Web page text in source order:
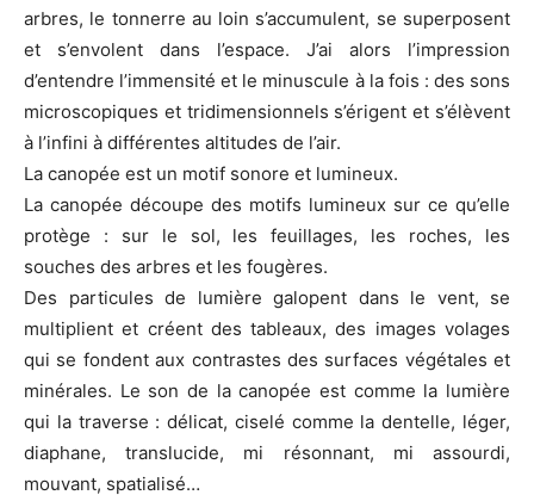
arbres, le tonnerre au loin s’accumulent, se superposent
et s’envolent dans l’espace. J’ai alors l’impression
d’entendre l’immensité et le minuscule à la fois : des sons
microscopiques et tridimensionnels s’érigent et s’élèvent
à l’infini à différentes altitudes de l’air.
La canopée est un motif sonore et lumineux.
La canopée découpe des motifs lumineux sur ce qu’elle
protège : sur le sol, les feuillages, les roches, les
souches des arbres et les fougères.
Des particules de lumière galopent dans le vent, se
multiplient et créent des tableaux, des images volages
qui se fondent aux contrastes des surfaces végétales et
minérales. Le son de la canopée est comme la lumière
qui la traverse : délicat, ciselé comme la dentelle, léger,
diaphane, translucide, mi résonnant, mi assourdi,
mouvant, spatialisé…